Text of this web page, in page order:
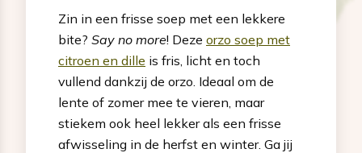
Zin in een frisse soep met een lekkere
bite? Say no more! Deze orzo soep met
citroen en dille is fris, licht en toch
vullend dankzij de orzo. Ideaal om de
lente of zomer mee te vieren, maar
stiekem ook heel lekker als een frisse
afwisseling in de herfst en winter. Ga jij